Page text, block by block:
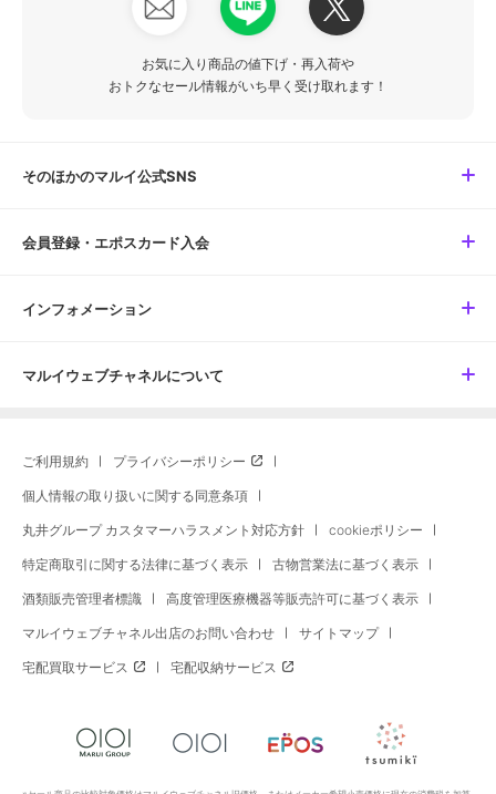
お気に入り商品の値下げ・再入荷や
おトクなセール情報がいち早く受け取れます！
そのほかのマルイ公式SNS
会員登録・エポスカード入会
インフォメーション
マルイウェブチャネルについて
ご利用規約 プライバシーポリシー
個人情報の取り扱いに関する同意条項
丸井グループ カスタマーハラスメント対応方針 cookieポリシー
特定商取引に関する法律に基づく表示 古物営業法に基づく表示
酒類販売管理者標識 高度管理医療機器等販売許可に基づく表示
マルイウェブチャネル出店のお問い合わせ サイトマップ
宅配買取サービス 宅配収納サービス